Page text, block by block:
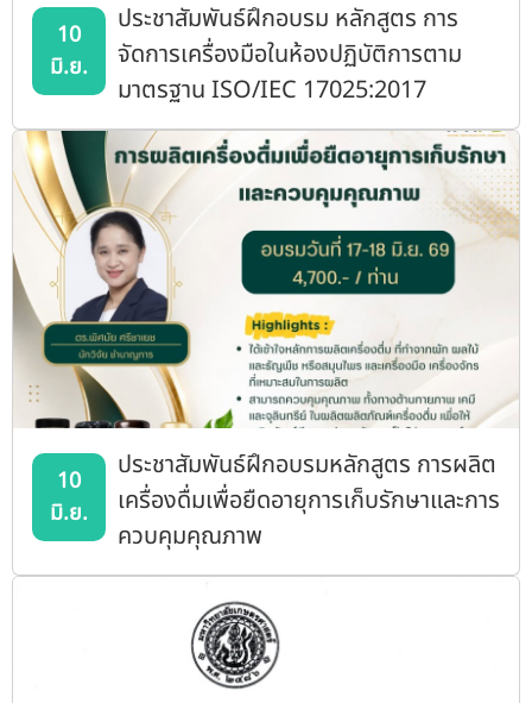
10
มิ.ย.
ประชาสัมพันธ์ฝึกอบรม หลักสูตร การ
จัดการเครื่องมือในห้องปฏิบัติการตาม
มาตรฐาน ISO/IEC 17025:2017
(Online)
10
มิ.ย.
ประชาสัมพันธ์ฝึกอบรมหลักสูตร การผลิต
เครื่องดื่มเพื่อยืดอายุการเก็บรักษาและการ
ควบคุมคุณภาพ